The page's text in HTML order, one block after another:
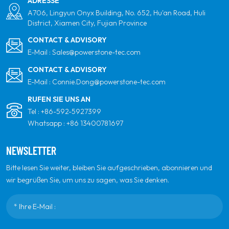
Materialverbrauch und
reduzierten
entwickelt und lässt sich
nahtlos in Dachrippen
oder -nähte integrieren.
Dies vereinfacht nicht nur
sondern bietet auch
robusten Halt und
gewährleistet
Stabilität und
Zuverlässigkeit. Die
intelligente Konstruktion
Raumausnutzung bei
A706, Lingyun Onyx Building, No. 652, Hu'an Road, Huli
District, Xiamen City, Fujian Province
CONTACT & ADVISORY
E-Mail : Sales@powerstone-tec.com
CONTACT & ADVISORY
E-Mail : Connie.Dong@powerstone-tec.com
RUFEN SIE UNS AN
Tel : +86-592-5927399
Whatsapp : +86 13400781697
NEWSLETTER
Bitte lesen Sie weiter, bleiben Sie aufgeschrieben, abonnieren und
wir begrüßen Sie, um uns zu sagen, was Sie denken.